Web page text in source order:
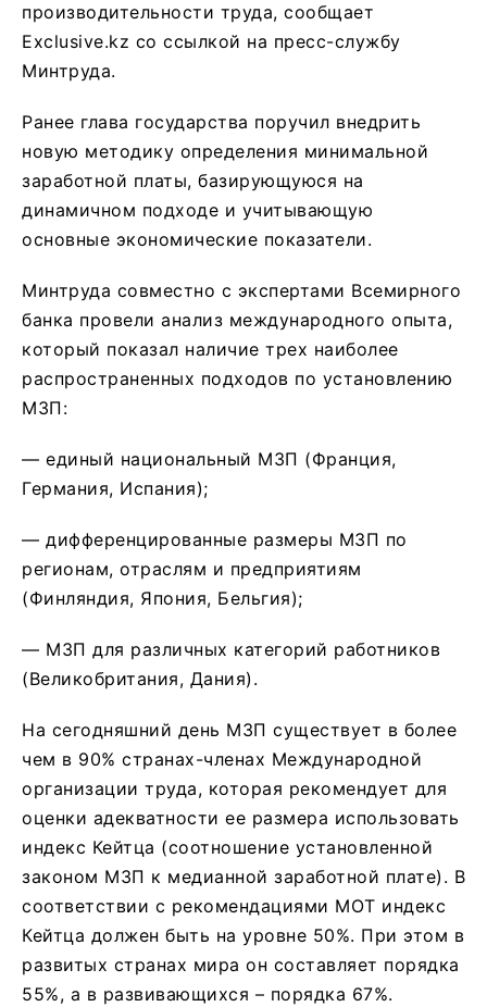
производительности труда, сообщает
Exclusive.kz со ссылкой на пресс-службу
Минтруда.
Ранее глава государства поручил внедрить
новую методику определения минимальной
заработной платы, базирующуюся на
динамичном подходе и учитывающую
основные экономические показатели.
Минтруда совместно с экспертами Всемирного
банка провели анализ международного опыта,
который показал наличие трех наиболее
распространенных подходов по установлению
МЗП:
— единый национальный МЗП (Франция,
Германия, Испания);
— дифференцированные размеры МЗП по
регионам, отраслям и предприятиям
(Финляндия, Япония, Бельгия);
— МЗП для различных категорий работников
(Великобритания, Дания).
На сегодняшний день МЗП существует в более
чем в 90% странах-членах Международной
организации труда, которая рекомендует для
оценки адекватности ее размера использовать
индекс Кейтца (соотношение установленной
законом МЗП к медианной заработной плате). В
соответствии с рекомендациями МОТ индекс
Кейтца должен быть на уровне 50%. При этом в
развитых странах мира он составляет порядка
55%, а в развивающихся – порядка 67%.